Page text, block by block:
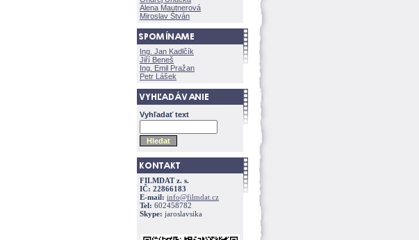
Alena Mautnerov
Miroslav Štván
Ing. Jan Kadlčík
Jiří Bene
Ing. Emil Pražan
Petr Lášek
Vyhľadať text
FILMDAT z. s.
IČ: 22866183
E-mail: info@filmdat.cz
Tel: 602458782
Skype: jaroslavsika